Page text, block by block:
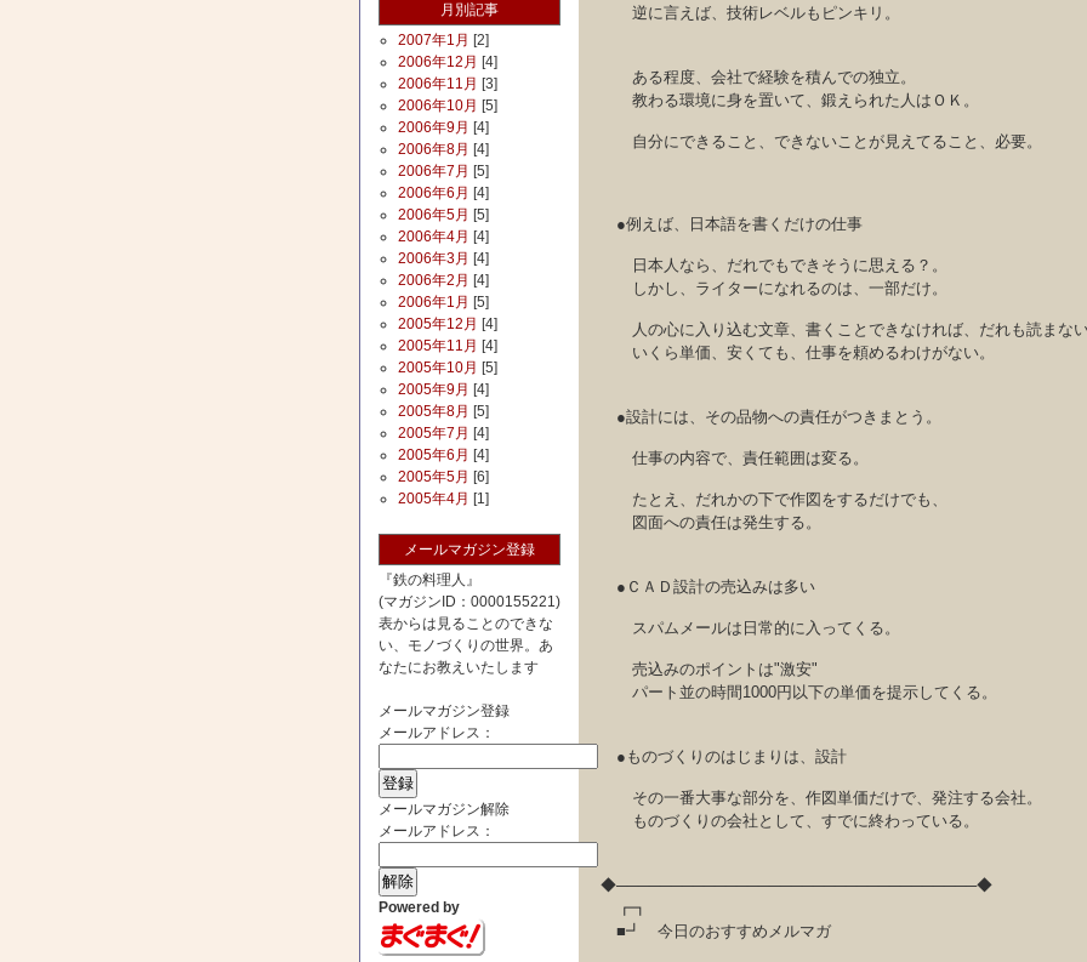
月別記事
2007年1月 [2]
2006年12月 [4]
2006年11月 [3]
2006年10月 [5]
2006年9月 [4]
2006年8月 [4]
2006年7月 [5]
2006年6月 [4]
2006年5月 [5]
2006年4月 [4]
2006年3月 [4]
2006年2月 [4]
2006年1月 [5]
2005年12月 [4]
2005年11月 [4]
2005年10月 [5]
2005年9月 [4]
2005年8月 [5]
2005年7月 [4]
2005年6月 [4]
2005年5月 [6]
2005年4月 [1]
メールマガジン登録
『鉄の料理人』
(マガジンID：0000155221)
表からは見ることのできな
い、モノづくりの世界。あ
なたにお教えいたします
メールマガジン登録
メールアドレス：
メールマガジン解除
メールアドレス：
Powered by
逆に言えば、技術レベルもピンキリ。
ある程度、会社で経験を積んでの独立。
教わる環境に身を置いて、鍛えられた人はＯＫ。
自分にできること、できないことが見えてること、必要。
●例えば、日本語を書くだけの仕事
日本人なら、だれでもできそうに思える？。
しかし、ライターになれるのは、一部だけ。
人の心に入り込む文章、書くことできなければ、だれも読まな
いくら単価、安くても、仕事を頼めるわけがない。
●設計には、その品物への責任がつきまとう。
仕事の内容で、責任範囲は変る。
たとえ、だれかの下で作図をするだけでも、
図面への責任は発生する。
●ＣＡＤ設計の売込みは多い
スパムメールは日常的に入ってくる。
売込みのポイントは"激安"
パート並の時間1000円以下の単価を提示してくる。
●ものづくりのはじまりは、設計
その一番大事な部分を、作図単価だけで、発注する会社。
ものづくりの会社として、すでに終わっている。
◆─────────────────────────────────◆
┏┓
■┛ 今日のおすすめメルマガ